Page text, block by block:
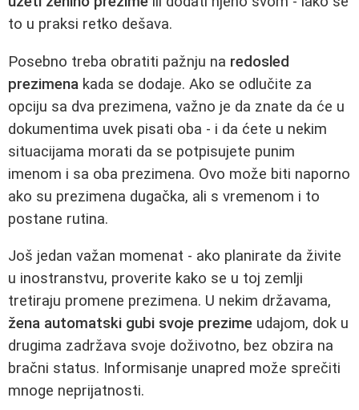
to u praksi retko dešava.
Posebno treba obratiti pažnju na redosled
prezimena kada se dodaje. Ako se odlučite za
opciju sa dva prezimena, važno je da znate da će u
dokumentima uvek pisati oba - i da ćete u nekim
situacijama morati da se potpisujete punim
imenom i sa oba prezimena. Ovo može biti naporno
ako su prezimena dugačka, ali s vremenom i to
postane rutina.
Još jedan važan momenat - ako planirate da živite
u inostranstvu, proverite kako se u toj zemlji
tretiraju promene prezimena. U nekim državama,
žena automatski gubi svoje prezime udajom, dok u
drugima zadržava svoje doživotno, bez obzira na
bračni status. Informisanje unapred može sprečiti
mnoge neprijatnosti.